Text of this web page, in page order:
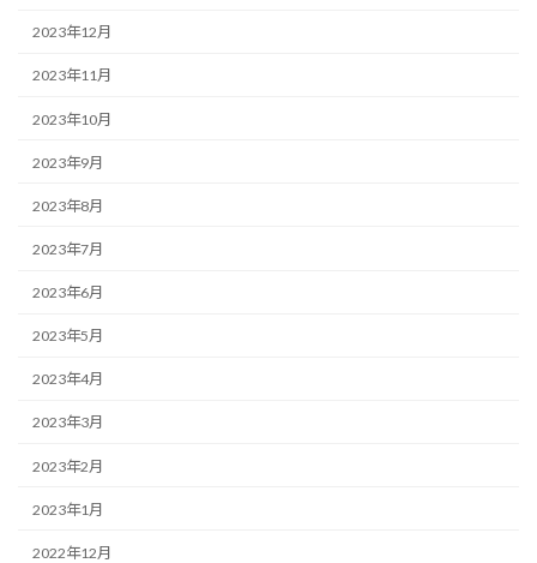
2023年12月
2023年11月
2023年10月
2023年9月
2023年8月
2023年7月
2023年6月
2023年5月
2023年4月
2023年3月
2023年2月
2023年1月
2022年12月